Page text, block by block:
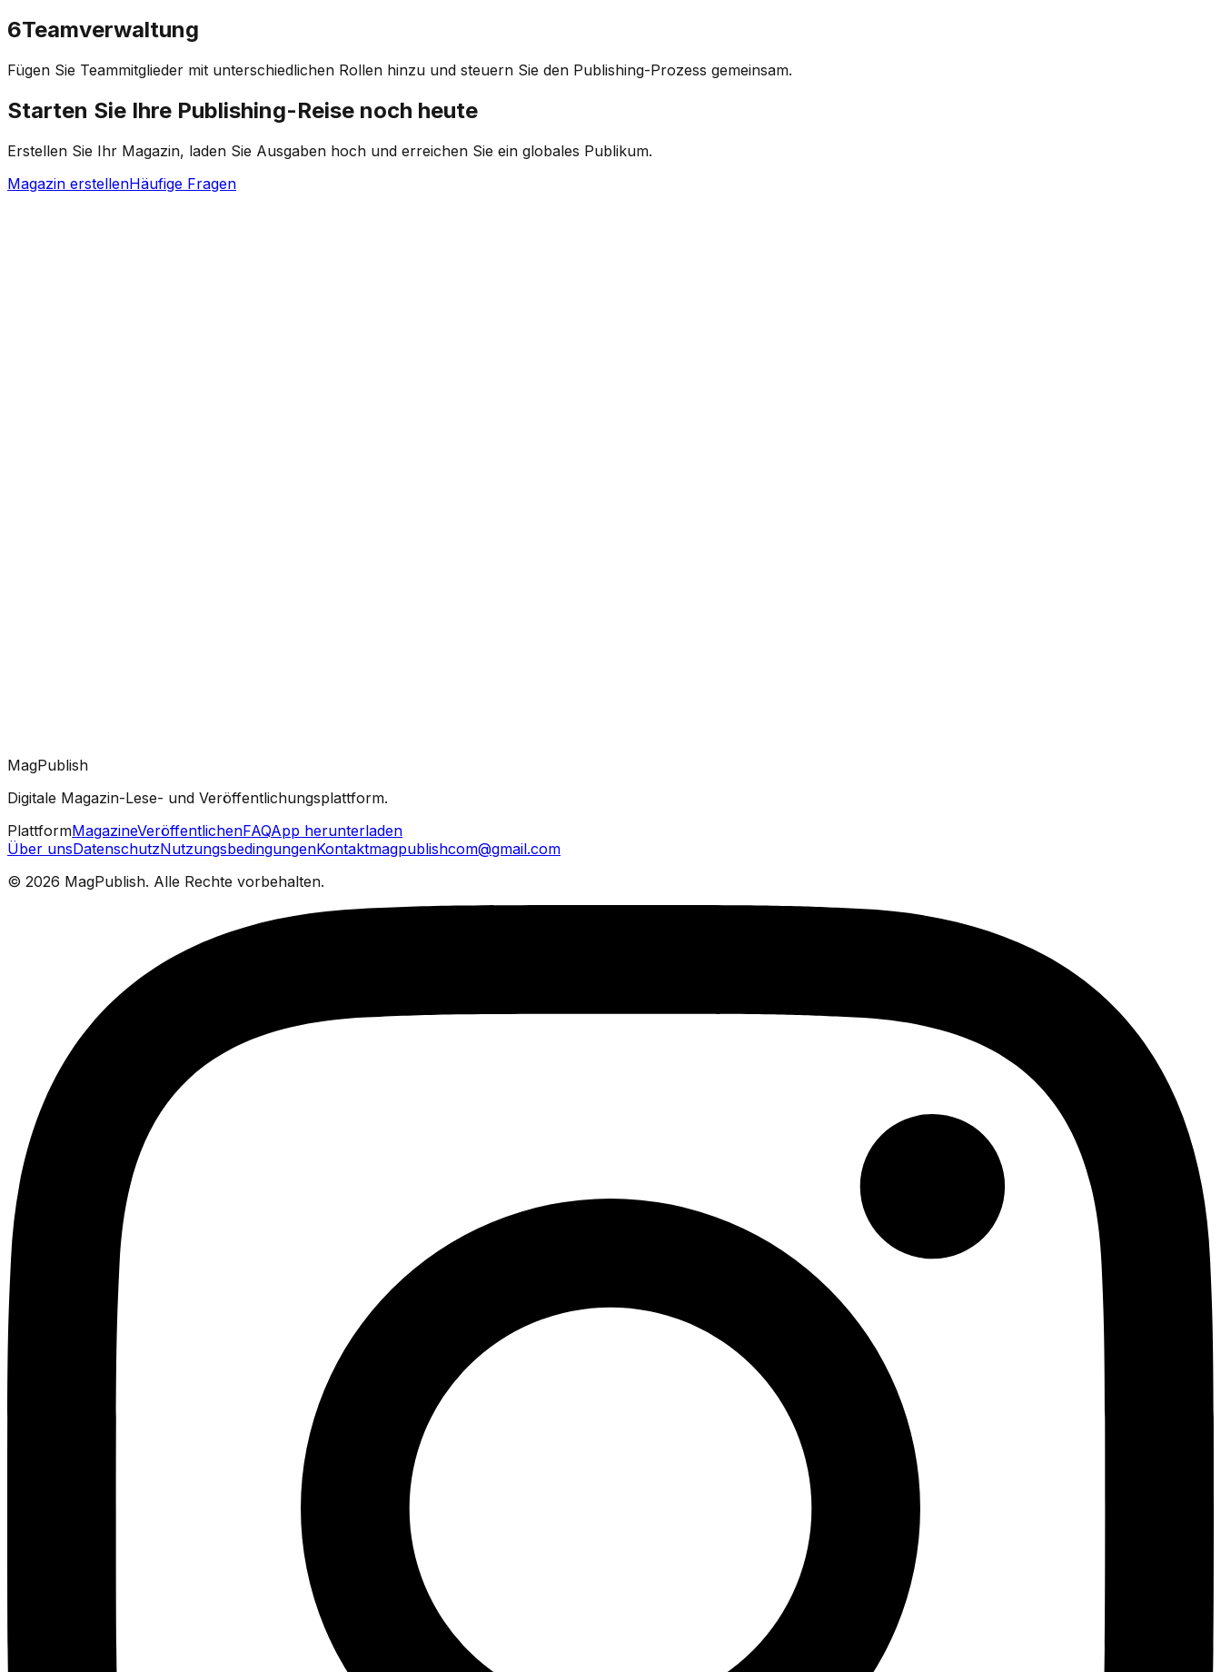
6Teamverwaltung
Fügen Sie Teammitglieder mit unterschiedlichen Rollen hinzu und steuern Sie den Publishing-Prozess gemeinsam.
Starten Sie Ihre Publishing-Reise noch heute
Erstellen Sie Ihr Magazin, laden Sie Ausgaben hoch und erreichen Sie ein globales Publikum.
Magazin erstellenHäufige Fragen
MagPublish
Digitale Magazin-Lese- und Veröffentlichungsplattform.
PlattformMagazineVeröffentlichenFAQApp herunterladen
Über unsDatenschutzNutzungsbedingungenKontaktmagpublishcom@gmail.com
© 2026 MagPublish. Alle Rechte vorbehalten.